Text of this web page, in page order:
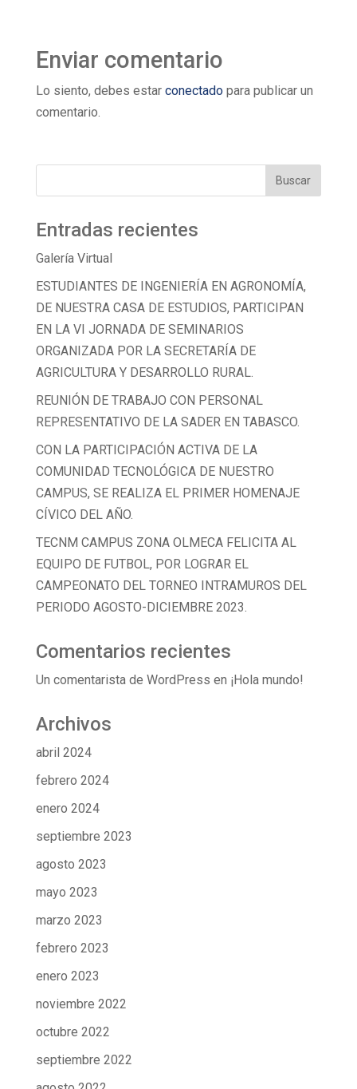
Enviar comentario
Lo siento, debes estar conectadopara publicar un
comentario.
Entradas recientes
Galería Virtual
ESTUDIANTES DE INGENIERÍA EN AGRONOMÍA,
DE NUESTRA CASA DE ESTUDIOS, PARTICIPAN
EN LA VI JORNADA DE SEMINARIOS
ORGANIZADA POR LA SECRETARÍA DE
AGRICULTURA Y DESARROLLO RURAL.
REUNIÓN DE TRABAJO CON PERSONAL
REPRESENTATIVO DE LA SADER EN TABASCO.
CON LA PARTICIPACIÓN ACTIVA DE LA
COMUNIDAD TECNOLÓGICA DE NUESTRO
CAMPUS, SE REALIZA EL PRIMER HOMENAJE
CÍVICO DEL AÑO.
TECNM CAMPUS ZONA OLMECA FELICITA AL
EQUIPO DE FUTBOL, POR LOGRAR EL
CAMPEONATO DEL TORNEO INTRAMUROS DEL
PERIODO AGOSTO-DICIEMBRE 2023.
Comentarios recientes
Un comentarista de WordPress en ¡Hola mundo!
Archivos
abril 2024
febrero 2024
enero 2024
septiembre 2023
agosto 2023
mayo 2023
marzo 2023
febrero 2023
enero 2023
noviembre 2022
octubre 2022
septiembre 2022